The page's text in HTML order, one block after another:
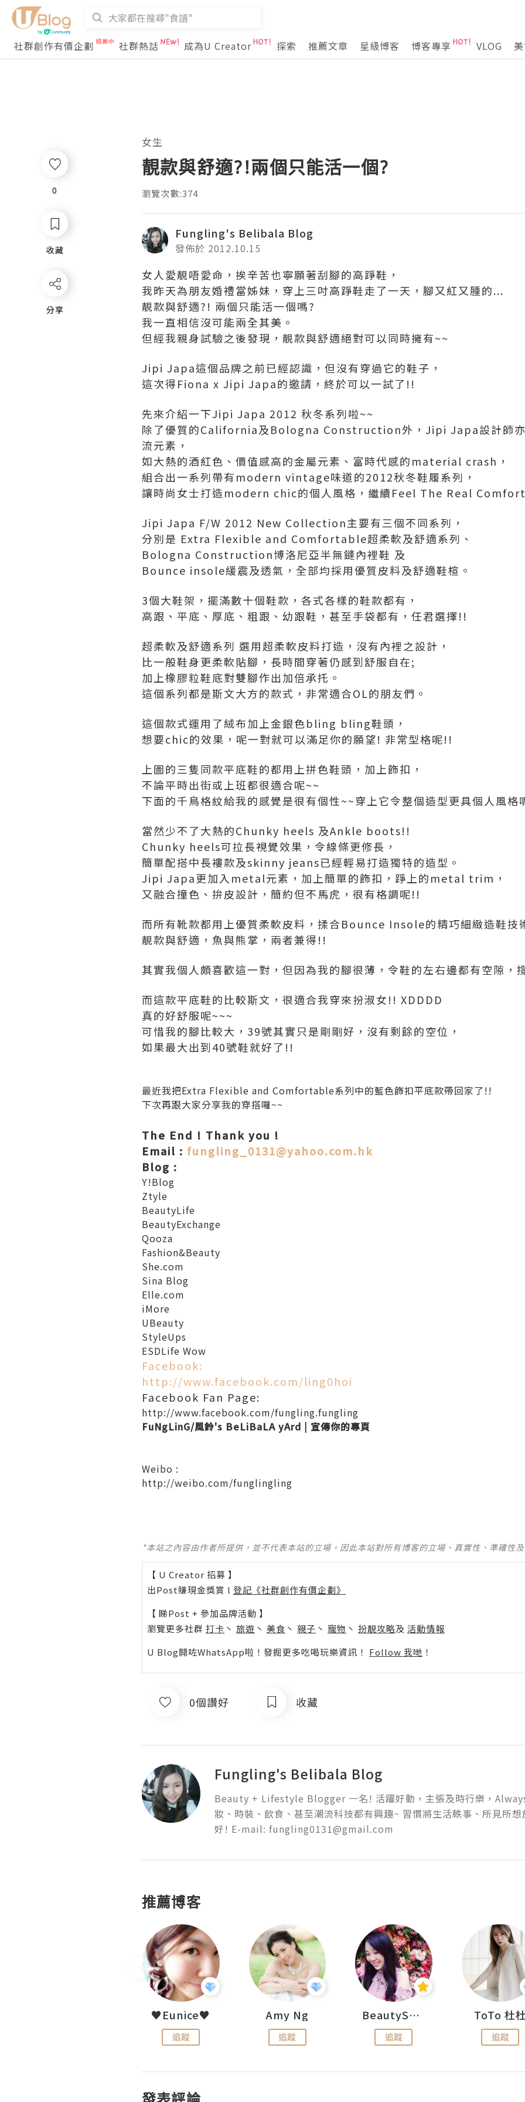
社群創作有價企劃
社群熱話 成為U Creator 探索 推薦文章 星級博客 博客專享 VLOG
0
收藏
分享
女生
靚款與舒適?!兩個只能活一個?
瀏覽次數:374
Fungling's Belibala Blog
發佈於 2012.10.15
女人愛靚唔愛命，挨辛苦也寧願著刮腳的高踭鞋，
我昨天為朋友婚禮當姊妹，穿上三吋高踭鞋走了一天，腳又紅又腫的...
靚款與舒適?! 兩個只能活一個嗎?
我一直相信沒可能兩全其美。
但經我親身試驗之後發現，靚款與舒適絕對可以同時擁有~~
Jipi Japa這個品牌之前已經認識，但沒有穿過它的鞋子，
這次得Fiona x Jipi Japa的邀請，終於可以一試了!!
先來介紹一下Jipi Japa 2012 秋冬系列啦~~
除了優質的California及Bologna Construction外，Jipi Japa設計師亦
流元素，
如大熱的酒紅色、價值感高的金屬元素、富時代感的material crash，
組合出一系列帶有modern vintage味道的2012秋冬鞋履系列，
讓時尚女士打造modern chic的個人風格，繼續Feel The Real
Jipi Japa F/W 2012 New Collection主要有三個不同系列，
分別是 Extra Flexible and Comfortable超柔軟及舒適系列、
Bologna Construction博洛尼亞半無鏠內裡鞋 及
Bounce insole緩震及透氣，全部均採用優質皮料及舒適鞋楦。
3個大鞋架，擺滿數十個鞋款，各式各樣的鞋款都有，
高跟、平底、厚底、粗跟、幼跟鞋，甚至手袋都有，任君選擇!!
超柔軟及舒適系列 選用超柔軟皮料打造，沒有內裡之設計，
比一般鞋身更柔軟貼腳，長時間穿著仍感到舒服自在;
加上橡膠粒鞋底對雙腳作出加倍承托。
這個系列都是斯文大方的款式，非常適合OL的朋友們。
這個款式運用了絨布加上金銀色bling bling鞋頭，
想要chic的效果，呢一對就可以滿足你的願望! 非常型格呢!!
上圖的三隻同款平底鞋的都用上拼色鞋頭，加上飾扣，
不論平時出街或上班都很適合呢~~
下面的千鳥格紋給我的感覺是很有個性~~穿上它令整個造型更具個人風格
當然少不了大熱的Chunky heels 及Ankle boots!!
Chunky heels可拉長視覺效果，令線條更修長，
簡單配搭中長褸款及skinny jeans已經輕易打造獨特的造型。
Jipi Japa更加入metal元素，加上簡單的飾扣，踭上的metal trim，
又融合撞色、拚皮設計，簡約但不馬虎，很有格調呢!!
而所有靴款都用上優質柔軟皮料，揉合Bounce Insole的精巧細緻造鞋技
靚款與舒適，魚與熊掌，兩者兼得!!
其實我個人頗喜歡這一對，但因為我的腳很薄，令鞋的左右邊都有空隙，
而這款平底鞋的比較斯文，很適合我穿來扮淑女!! XDDDD
真的好舒服呢~~~
可惜我的腳比較大，39號其實只是剛剛好，沒有剩餘的空位，
如果最大出到40號鞋就好了!!
最近我把Extra Flexible and Comfortable系列中的藍色飾扣平底款帶回家了!!
下次再跟大家分享我的穿搭囉~~
The End ! Thank you !
Email : fungling_0131@yahoo.com.hk
Blog :
Y!Blog
Ztyle
BeautyLife
BeautyExchange
Qooza
Fashion&Beauty
She.com
Sina Blog
Elle.com
iMore
UBeauty
StyleUps
ESDLife Wow
Facebook:
http://www.facebook.com/ling0hoi
Facebook Fan Page:
http://www.facebook.com/fungling.fungling
FuNgLinG/風鈴's BeLiBaLA yArd | 宣傳你的專頁
Weibo :
http://weibo.com/funglingling
*本站之內容由作者所提供，並不代表本站的立場。因此本站對所有博客的立場、真實性、準確性
【 U Creator 招募 】
出Post賺現金獎賞 l 登記《社群創作有價企劃》
【 睇Post + 參加品牌活動 】
瀏覽更多社群 打卡 丶 旅遊 丶 美食 丶 親子 丶 寵物 丶 扮靚攻略及 活動情報
U Blog開咗WhatsApp啦！發掘更多吃喝玩樂資訊！ Follow 我哋 ！
0個讚好 收藏
Fungling's Belibala Blog
Beauty + Lifestyle Blogger 一名! 活躍好動，主張及時行樂，
妝、時裝、飲食、甚至潮流科技都有興趣~ 習慣將生活軼事、所見所
好! E-mail: fungling0131@gmail.com
推薦博客
♥Eunice♥
追蹤
Amy Ng
追蹤
BeautySearch
追蹤
ToTo 杜杜
追蹤
0
收藏
分享